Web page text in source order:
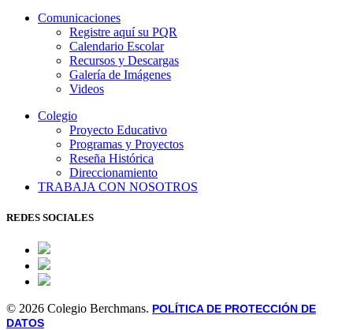
Comunicaciones
Registre aquí su PQR
Calendario Escolar
Recursos y Descargas
Galería de Imágenes
Videos
Colegio
Proyecto Educativo
Programas y Proyectos
Reseña Histórica
Direccionamiento
TRABAJA CON NOSOTROS
REDES SOCIALES
© 2026 Colegio Berchmans. POLÍTICA DE PROTECCIÓN DE
DATOS